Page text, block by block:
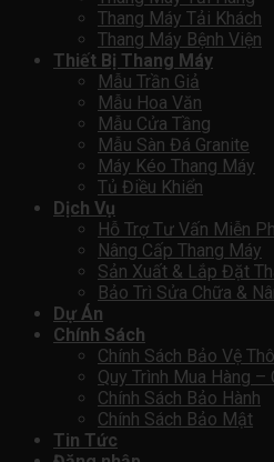
Thang Máy Tải Khách
Thang Máy Bệnh Viện
Thiết Bị Thang Máy
Mẫu Trần Giả
Mẫu Hoa Văn
Mẫu Cửa Tầng
Mẫu Sàn Đá Granite
Máy Kéo Thang Máy
Tủ Điều Khiển
Dịch Vụ
Hỗ Trợ Tư Vấn Miễn
Nâng Cấp Thang Máy
Sản Xuất & Lắp Đặt
Bảo Trì Sửa Chữa &
Dự Án
Chính Sách
Chính Sách Bảo Vệ
Quy Trình Mua Hàng –
Chính Sách Bảo Hành
Chính Sách Bảo Mật
Tin Tức